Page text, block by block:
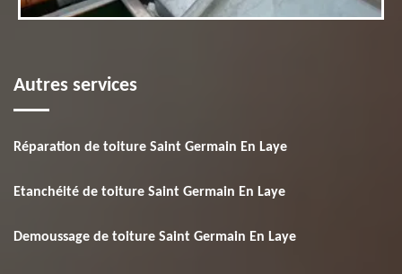
Autres services
Réparation de toiture Saint Germain En Laye
Etanchéité de toiture Saint Germain En Laye
Demoussage de toiture Saint Germain En Laye